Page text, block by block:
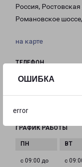
ОШИБКА
error
Россия,
Романовское
на карте
ТЕЛЕФОН
+7(8639) 29-12-75
EMAIL
ГРАФИК РАБОТЫ
с 09:00 до
с